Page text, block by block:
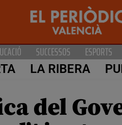
SUCCESSOS ESPORTS
LA RIBERA
del